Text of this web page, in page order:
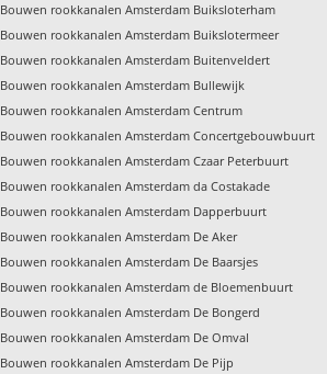
Bouwen rookkanalen Amsterdam Buiksloterham
Bouwen rookkanalen Amsterdam Buikslotermeer
Bouwen rookkanalen Amsterdam Buitenveldert
Bouwen rookkanalen Amsterdam Bullewijk
Bouwen rookkanalen Amsterdam Centrum
Bouwen rookkanalen Amsterdam Concertgebouwbuurt
Bouwen rookkanalen Amsterdam Czaar Peterbuurt
Bouwen rookkanalen Amsterdam da Costakade
Bouwen rookkanalen Amsterdam Dapperbuurt
Bouwen rookkanalen Amsterdam De Aker
Bouwen rookkanalen Amsterdam De Baarsjes
Bouwen rookkanalen Amsterdam de Bloemenbuurt
Bouwen rookkanalen Amsterdam De Bongerd
Bouwen rookkanalen Amsterdam De Omval
Bouwen rookkanalen Amsterdam De Pijp